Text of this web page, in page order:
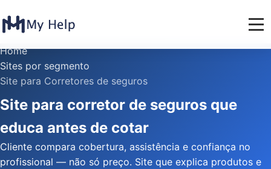
Home
Sites por segmento
Site para Corretores de seguros
Site para corretor de seguros que
educa antes de cotar
Cliente compara cobertura, assistência e confiança no
profissional — não só preço. Site que explica produtos e